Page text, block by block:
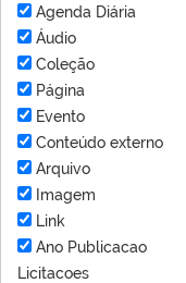
Agenda Diária
Áudio
Coleção
Página
Evento
Conteúdo externo
Arquivo
Imagem
Link
Ano Publicacao
Licitacoes